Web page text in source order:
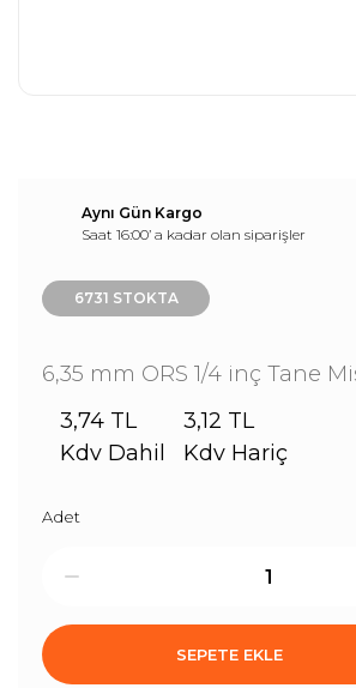
Aynı Gün Kargo
Saat 16:00’ a kadar olan siparişler
6731 STOKTA
6,35 mm ORS 1/4 inç Tane
3,74 TL
Kdv Dahil
3,12 TL
Kdv Hariç
Adet
SEPETE EKLE